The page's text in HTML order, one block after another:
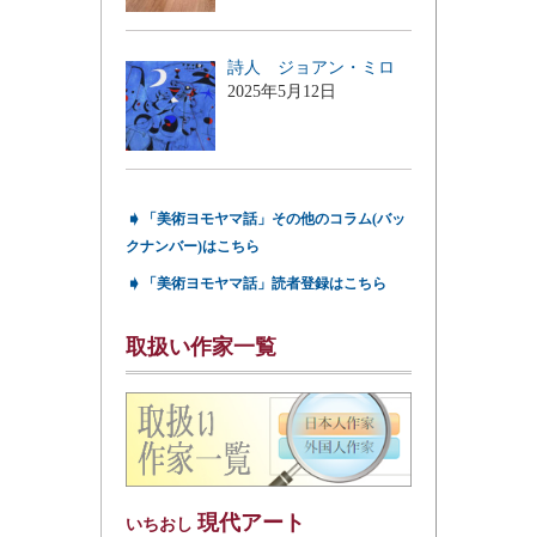
詩人 ジョアン・ミロ
2025年5月12日
➧
「美術ヨモヤマ話」その他のコラム(バッ
クナンバー)はこちら
➧ 「美術ヨモヤマ話」読者登録はこちら
取扱い作家一覧
いちおし 現代アート